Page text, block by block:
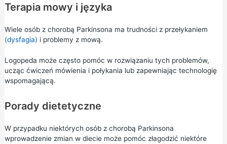
Terapia mowy i języka
Wiele osób z chorobą Parkinsona ma trudności z przełykaniem
(dysfagia) i problemy z mową.
Logopeda może często pomóc w rozwiązaniu tych problemów,
ucząc ćwiczeń mówienia i połykania lub zapewniając technologię
wspomagającą.
Porady dietetyczne
W przypadku niektórych osób z chorobą Parkinsona
wprowadzenie zmian w diecie może pomóc złagodzić niektóre